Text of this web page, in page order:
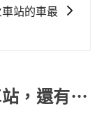
馬上來預約
tripool的拼車
風險。最後，
時還是有其區
，讓您能更放
人協助回覆確
站的車最
入住家地址、
、甚至風景
站，還有⋯